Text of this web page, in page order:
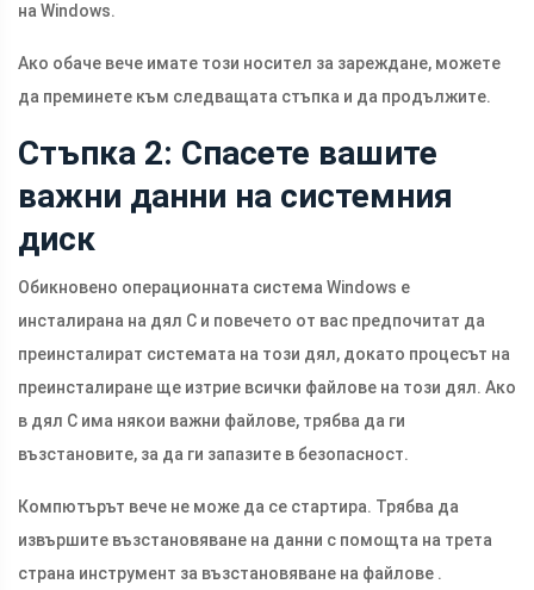
на Windows.
Ако обаче вече имате този носител за зареждане, можете
да преминете към следващата стъпка и да продължите.
Стъпка 2: Спасете вашите
важни данни на системния
диск
Обикновено операционната система Windows е
инсталирана на дял С и повечето от вас предпочитат да
преинсталират системата на този дял, докато процесът на
преинсталиране ще изтрие всички файлове на този дял. Ако
в дял C има някои важни файлове, трябва да ги
възстановите, за да ги запазите в безопасност.
Компютърът вече не може да се стартира. Трябва да
извършите възстановяване на данни с помощта на трета
страна инструмент за възстановяване на файлове .